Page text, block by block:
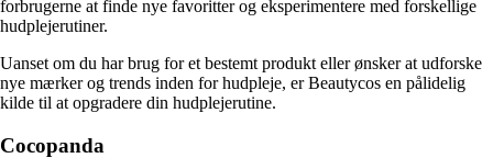
forbrugerne at finde nye favoritter og eksperimentere med forskellige
hudplejerutiner.
Uanset om du har brug for et bestemt produkt eller ønsker at udforske
nye mærker og trends inden for hudpleje, er Beautycos en pålidelig
kilde til at opgradere din hudplejerutine.
Cocopanda